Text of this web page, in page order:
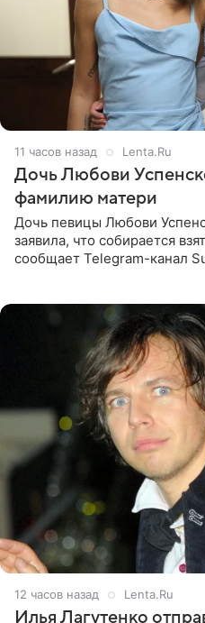
11 часов назад Lenta.Ru
Дочь Любови
фамилию матери
Дочь певицы Любови
заявила, что собирается
сообщает Telegram-канал
12 часов назад Lenta.Ru
Илья Лагутенко